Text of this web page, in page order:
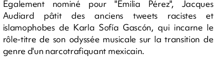
Egalement nominé pour "Emilia Pérez", Jacques
Audiard pâtit des anciens tweets racistes et
islamophobes de Karla Sofía Gascón, qui incarne le
rôle-titre de son odyssée musicale sur la transition de
genre d'un narcotrafiquant mexicain.